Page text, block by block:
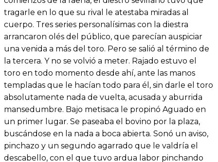
tragarle en lo que su rival le atestaba miradas al
cuerpo. Tres series personalísimas con la diestra
arrancaron olés del público, que parecían auspiciar
una venida a más del toro. Pero se salió al término de
la tercera. Y no se volvió a meter. Rajado estuvo el
toro en todo momento desde ahí, ante las manos
templadas que le hacían todo para él, sin darle el toro
absolutamente nada de vuelta, acusada y aburrida
mansedumbre. Bajo metisaca le propinó Aguado en
un primer lugar. Se paseaba el bovino por la plaza,
buscándose en la nada a boca abierta. Sonó un aviso,
pinchazo y un segundo agarrado que le valdría el
descabello, con el que tuvo ardua labor pinchando